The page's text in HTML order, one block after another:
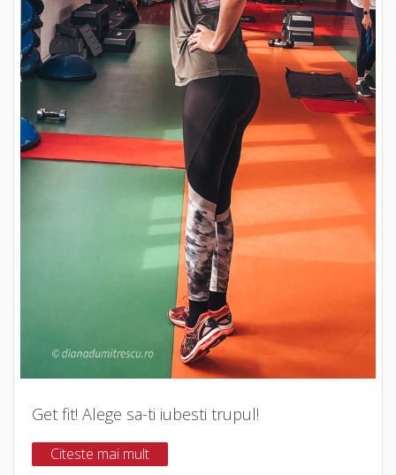
Get fit! Alege sa-ti iubesti trupul!
Citeste mai mult